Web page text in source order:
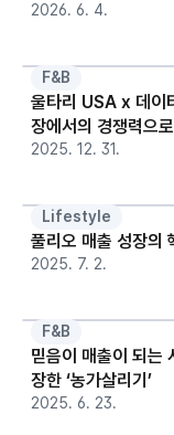
2026. 6. 4.
F&B
울타리 USA x 데이
장에서의 경쟁력으
2025. 12. 31.
Lifestyle
풀리오 매출 성장의
2025. 7. 2.
F&B
믿음이 매출이 되는
장한 ‘농가살리기’
2025. 6. 23.